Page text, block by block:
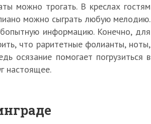
можно трогать. В креслах гостям
можно сыграть любую мелодию.
информацию. Конечно, для
что раритетные фолианты, ноты,
осязание помогает погрузиться в
настоящее.